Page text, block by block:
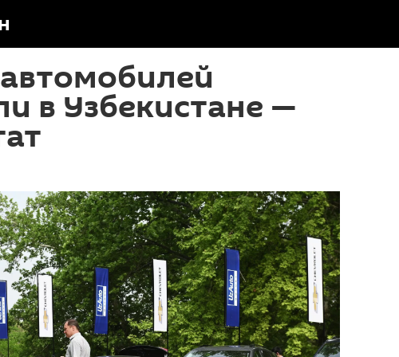
в Узбекистане —